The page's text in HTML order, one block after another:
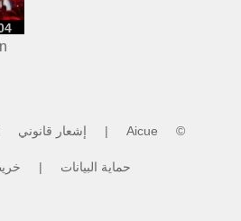
©
Aicue
| إشعار قانوني
حماية البيانات |